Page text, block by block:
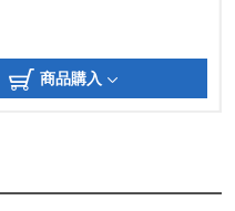
商品購入